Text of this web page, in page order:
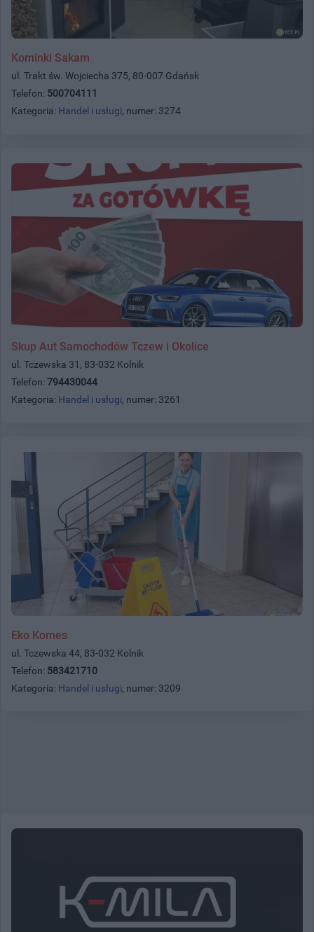
Kominki Sakam
ul. Trakt św. Wojciecha 375, 80-007 Gdańsk
Telefon: 500704111
Kategoria: Handel i usługi, numer: 3274
Skup Aut Samochodów Tczew i Okolice
ul. Tczewska 31, 83-032 Kolnik
Telefon: 794430044
Kategoria: Handel i usługi, numer: 3261
Eko Komes
ul. Tczewska 44, 83-032 Kolnik
Telefon: 583421710
Kategoria: Handel i usługi, numer: 3209